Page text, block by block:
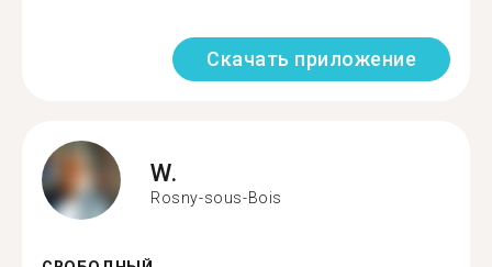
Скачать приложение
W.
Rosny-sous-Bois